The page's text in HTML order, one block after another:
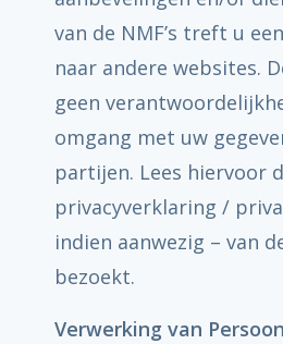
van de NMF’s treft u
naar andere websites.
geen
omgang met uw
partijen. Lees hiervoor
privacyverklaring /
indien aanwezig – van
bezoekt.
Verwerking van